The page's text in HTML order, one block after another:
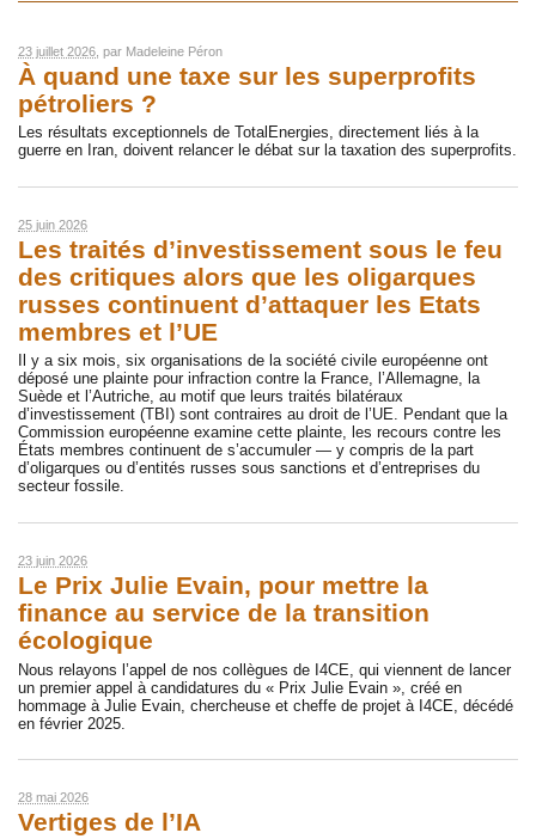
23 juillet 2026 , par Madeleine Péron
À quand une taxe sur les superprofits
pétroliers ?
Les résultats exceptionnels de TotalEnergies, directement liés à la
guerre en Iran, doivent relancer le débat sur la taxation des superprofits.
25 juin 2026
Les traités d’investissement sous le feu
des critiques alors que les oligarques
russes continuent d’attaquer les Etats
membres et l’UE
Il y a six mois, six organisations de la société civile européenne ont
déposé une plainte pour infraction contre la France, l’Allemagne, la
Suède et l’Autriche, au motif que leurs traités bilatéraux
d’investissement (TBI) sont contraires au droit de l’UE. Pendant que la
Commission européenne examine cette plainte, les recours contre les
États membres continuent de s’accumuler — y compris de la part
d’oligarques ou d’entités russes sous sanctions et d’entreprises du
secteur fossile.
23 juin 2026
Le Prix Julie Evain, pour mettre la
finance au service de la transition
écologique
Nous relayons l’appel de nos collègues de I4CE, qui viennent de lancer
un premier appel à candidatures du « Prix Julie Evain », créé en
hommage à Julie Evain, chercheuse et cheffe de projet à I4CE, décédé
en février 2025.
28 mai 2026
Vertiges de l’IA